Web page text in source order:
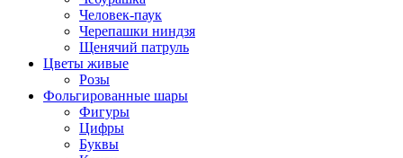
Человек-паук
Черепашки ниндзя
Щенячий патруль
Цветы живые
Розы
Фольгированные шары
Фигуры
Цифры
Буквы